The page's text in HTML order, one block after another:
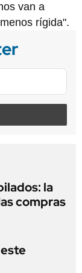
van a
rígida".
la
compras